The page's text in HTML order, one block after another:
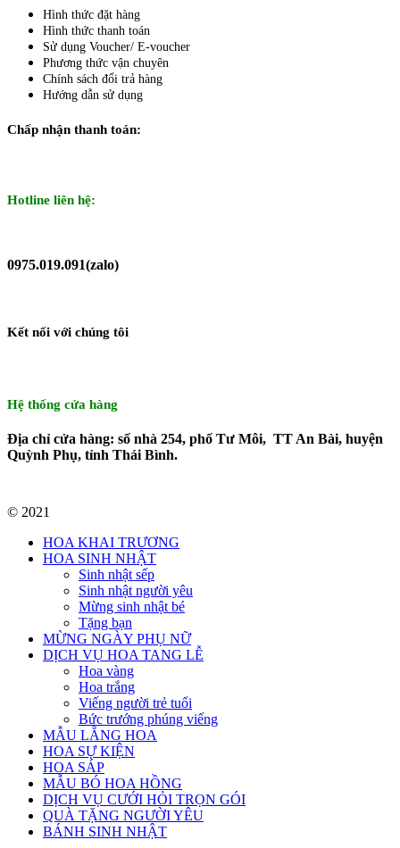
Hình thức đặt hàng
Hình thức thanh toán
Sử dụng Voucher/ E-voucher
Phương thức vận chuyên
Chính sách đổi trả hàng
Hướng dẫn sử dụng
Chấp nhận thanh toán:
Hotline liên hệ:
0975.019.091(zalo)
Kết nối với chúng tôi
Hệ thống cửa hàng
Địa chỉ cửa hàng: số nhà 254, phố Tư Môi, TT An Bài, huyện
Quỳnh Phụ, tỉnh Thái Bình.
© 2021
HOA KHAI TRƯƠNG
HOA SINH NHẬT
Sinh nhật sếp
Sinh nhật người yêu
Mừng sinh nhật bé
Tặng bạn
MỪNG NGÀY PHỤ NỮ
DỊCH VỤ HOA TANG LỄ
Hoa vàng
Hoa trắng
Viếng người trẻ tuổi
Bức trướng phúng viếng
MẪU LẴNG HOA
HOA SỰ KIỆN
HOA SÁP
MẪU BÓ HOA HỒNG
DỊCH VỤ CƯỚI HỎI TRỌN GÓI
QUÀ TẶNG NGƯỜI YÊU
BÁNH SINH NHẬT